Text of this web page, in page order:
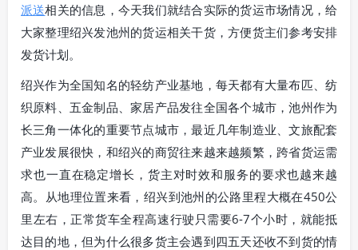
派送相关的信息，今天我们就结合实际的货运市场情况，给
大家整理绍兴发池州的货运相关干货，方便货主们参考安排
发货计划。
绍兴作为全国知名的轻纺产业基地，每天都有大量布匹、纺
织原料、五金制品、家居产品发往全国各个城市，池州作为
长三角一体化的重要节点城市，最近几年制造业、文旅配套
产业发展很快，和绍兴的商贸往来越来越频繁，跨省货运需
求也一直在稳定增长，货主对时效和服务的要求也越来越
高。从地理位置来看，绍兴到池州的公路里程大概在450公
里左右，正常货车全程高速行驶只需要6-7个小时，就能抵
达目的地，但为什么很多货主会遇到四五天还收不到货的情